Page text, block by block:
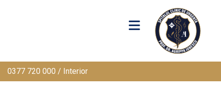
0377 720 000 / Interior